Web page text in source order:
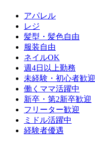
アパレル
レジ
髪型・髪色自由
服装自由
ネイルOK
週4日以上勤務
未経験・初心者歓迎
働くママ活躍中
新卒・第2新卒歓迎
フリーター歓迎
ミドル活躍中
経験者優遇